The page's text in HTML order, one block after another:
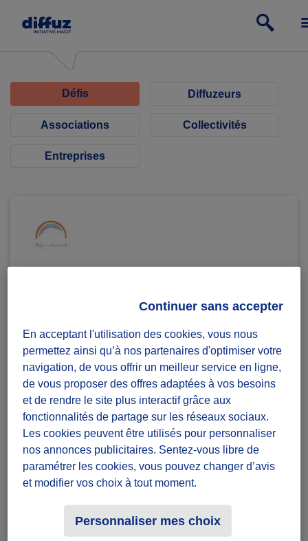
Défis Diffuzeurs
Associations Collectivités
Entreprises
ENFANCE ARC-EN-CIEL
droit de la santé
Diffuzeurs 5 souhaités
A relever de chez moi
défi récurrent
Badges à récolter
En acceptant l'utilisation des cookies, vous nous
permettez ainsi qu’à nos partenaires d'optimiser votre
navigation, de vous offrir un meilleur service en ligne,
de vous proposer des offres adaptées à vos besoins
et de rendre le site plus interactif grâce aux
fonctionnalités de partage sur les réseaux sociaux.
Les cookies peuvent être utilisés pour personnaliser
nos annonces publicitaires. Sentez-vous libre de
paramétrer les cookies, vous pouvez changer d’avis
et modifier vos choix à tout moment.
Personnaliser mes choix
Continuer sans accepter